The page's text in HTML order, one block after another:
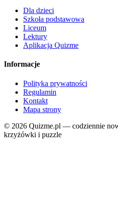
Dla dzieci
Szkoła podstawowa
Liceum
Lektury
Aplikacja Quizme
Informacje
Polityka prywatności
Regulamin
Kontakt
Mapa strony
© 2026 Quizme.pl — codziennie
krzyżówki i puzzle